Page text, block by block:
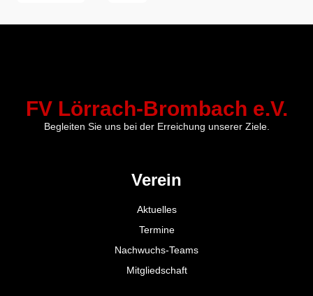
FV Lörrach-Brombach e.V.
Begleiten Sie uns bei der Erreichung unserer Ziele.
Verein
Aktuelles
Termine
Nachwuchs-Teams
Mitgliedschaft